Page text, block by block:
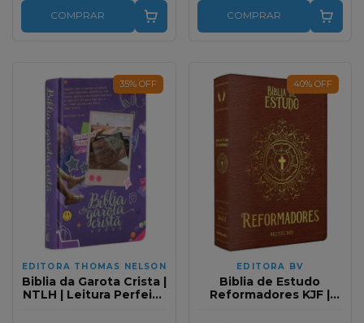
COMPRAR COMPRAR
35% OFF
EDITORA THOMAS NELSON
Biblia da Garota Crista |
NTLH | Leitura Perfeita
40% OFF
EDITORA BV
Biblia de Estudo
Reformadores KJF |